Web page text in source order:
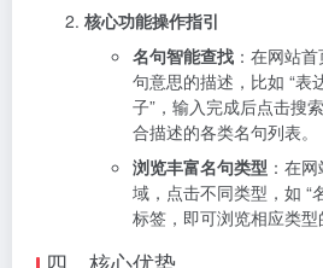
核心功能操作指引
名句智能查找 ：在网站
句意思的描述，比如 “表
子”，输入完成后点击搜
合描述的各类名句列表。
浏览丰富名句类型 ：在
域，点击不同类型，如 “
标签，即可浏览相应类型